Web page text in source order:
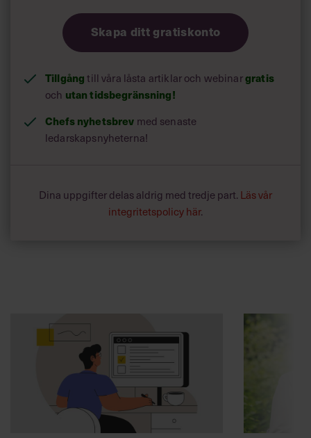
Skapa ditt gratiskonto
Tillgång till våra låsta artiklar och webinargratis
och utan tidsbegränsning!
Chefs nyhetsbrev med senaste
ledarskapsnyheterna!
Dina uppgifter delas aldrig med tredje part. Läs vår
integritetspolicy här.